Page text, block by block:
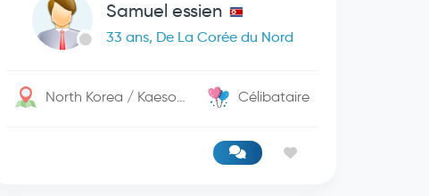
Samuel essien
33 ans, De La Corée du Nord
North Korea / Kaesong Célibataire